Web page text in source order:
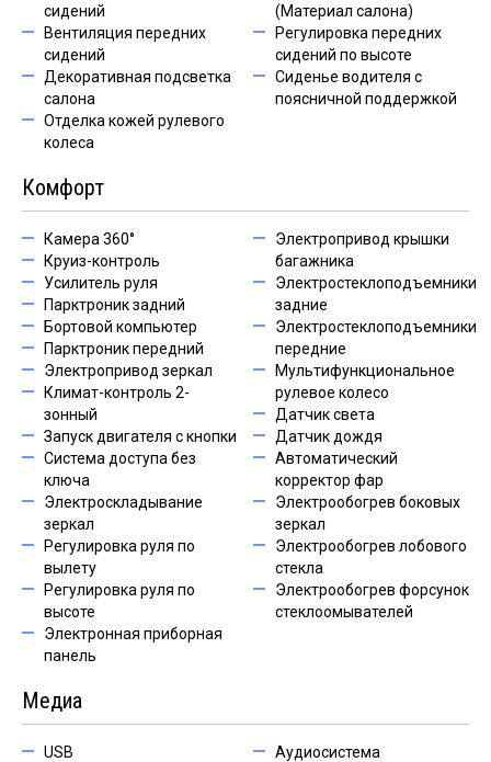
сидений
Вентиляция передних
сидений
Декоративная подсветка
салона
Отделка кожей рулевого
колеса
(Материал салона)
Регулировка передних
сидений по высоте
Сиденье водителя с
поясничной поддержкой
Комфорт
Камера 360°
Круиз-контроль
Усилитель руля
Парктроник задний
Бортовой компьютер
Парктроник передний
Электропривод зеркал
Климат-контроль 2-
зонный
Запуск двигателя с кнопки
Система доступа без
ключа
Электроскладывание
зеркал
Регулировка руля по
вылету
Регулировка руля по
высоте
Электронная приборная
панель
Электропривод крышки
багажника
Электростеклоподъемники
задние
Электростеклоподъемники
передние
Мультифункциональное
рулевое колесо
Датчик света
Датчик дождя
Автоматический
корректор фар
Электрообогрев боковых
зеркал
Электрообогрев лобового
стекла
Электрообогрев форсунок
стеклоомывателей
Медиа
USB
Аудиосистема